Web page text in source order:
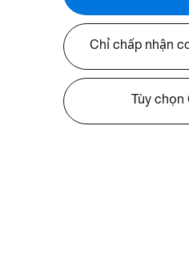
Chỉ chấp nhận
Tùy chọn